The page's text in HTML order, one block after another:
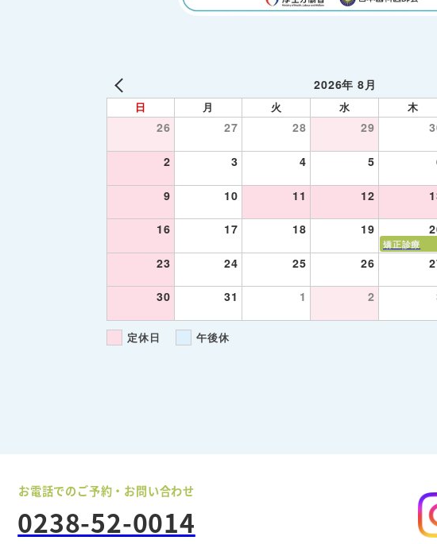
2026年 8月
日 月 火 水 木
26 27 28 29
2 3 4 5
9 10 11 12
16 17 18 19
矯正診療
23 24 25 26
30 31 1 2
定休日 午後休
お電話でのご予約・お問い合わせ
0238-52-0014